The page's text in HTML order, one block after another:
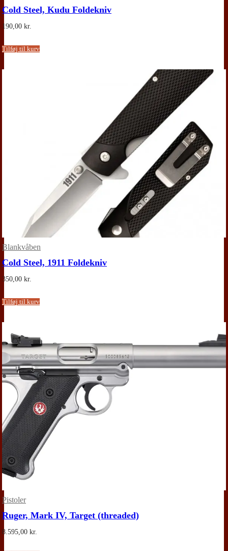
Cold Steel, Kudu Foldekniv
190,00 kr.
Tilføj til kurv
Blankvåben
Cold Steel, 1911 Foldekniv
350,00 kr.
Tilføj til kurv
Pistoler
Ruger, Mark IV, Target (threaded)
8.595,00 kr.